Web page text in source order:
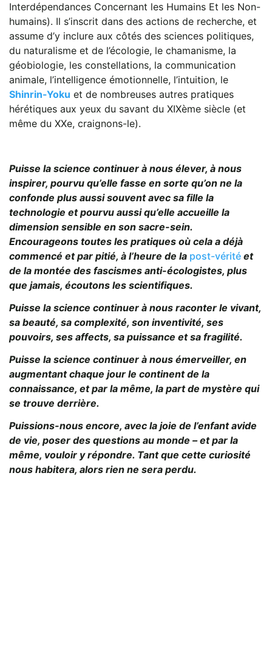
Interdépendances Concernant les Humains Et les Non-
humains). Il s’inscrit dans des actions de recherche, et
assume d’y inclure aux côtés des sciences politiques,
du naturalisme et de l’écologie, le chamanisme, la
géobiologie, les constellations, la communication
animale, l’intelligence émotionnelle, l’intuition, le
Shinrin-Yoku et de nombreuses autres pratiques
hérétiques aux yeux du savant du XIXème siècle (et
même du XXe, craignons-le).
Puisse la science continuer à nous élever, à nous
inspirer, pourvu qu’elle fasse en sorte qu’on ne la
confonde plus aussi souvent avec sa fille la
technologie et pourvu aussi qu’elle accueille la
dimension sensible en son sacre-sein.
Encourageons toutes les pratiques où cela a déjà
commencé et par pitié, à l’heure de la post-vérité et
de la montée des fascismes anti-écologistes, plus
que jamais, écoutons les scientifiques.
Puisse la science continuer à nous raconter le vivant,
sa beauté, sa complexité, son inventivité, ses
pouvoirs, ses affects, sa puissance et sa fragilité.
Puisse la science continuer à nous émerveiller, en
augmentant chaque jour le continent de la
connaissance, et par la même, la part de mystère qui
se trouve derrière.
Puissions-nous encore, avec la joie de l’enfant avide
de vie, poser des questions au monde – et par la
même, vouloir y répondre. Tant que cette curiosité
nous habitera, alors rien ne sera perdu.